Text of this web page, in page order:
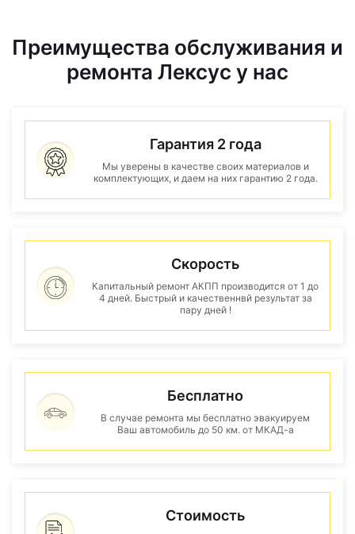
Преимущества обслуживания и
ремонта Лексус у нас
Гарантия 2 года
Мы уверены в качестве своих материалов и
комплектующих, и даем на них гарантию 2 года.
Скорость
Капитальный ремонт АКПП производится от 1 до
4 дней. Быстрый и качественнвй результат за
пару дней !
Бесплатно
В случае ремонта мы бесплатно эвакуируем
Ваш автомобиль до 50 км. от МКАД-а
Стоимость